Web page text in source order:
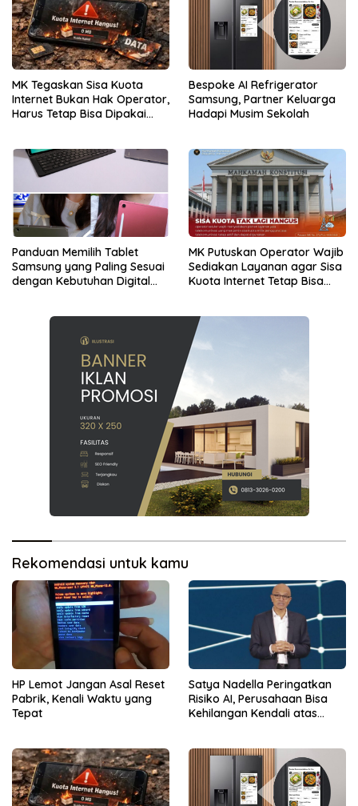
MK Tegaskan Sisa Kuota
Internet Bukan Hak Operator,
Harus Tetap Bisa Dipakai
Bespoke AI Refrigerator
Samsung, Partner Keluarga
Hadapi Musim Sekolah
Panduan Memilih Tablet
Samsung yang Paling Sesuai
dengan Kebutuhan Digital
MK Putuskan Operator Wajib
Sediakan Layanan agar Sisa
Kuota Internet Tetap Bisa
Rekomendasi untuk kamu
HP Lemot Jangan Asal Reset
Pabrik, Kenali Waktu yang
Tepat
Satya Nadella Peringatkan
Risiko AI, Perusahaan Bisa
Kehilangan Kendali atas